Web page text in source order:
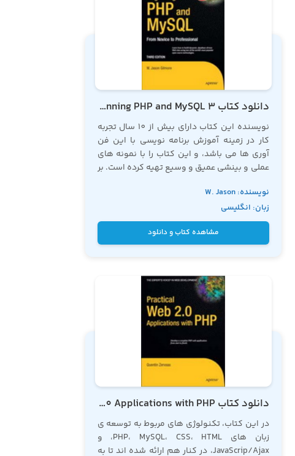
دانلود کتاب Beginning PHP and MySQL 3
نویسنده این کتاب دارای بیش از 10 سال تجربه
کار در زمینه آموزش برنامه نویسی با این فن
آوری ها می باشد، و این کتاب را با نمونه های
عملی و بینشی عمیق و وسیع تهیه کرده است. بر
کتاب به عنوان کتابی مرجع در زمینه
نگاه کنید
نویسنده: W. Jason
Gilmore
زبان: انگلیسی
مشاهده کتاب و دانلود
دانلود کتاب Practical Web 2.0 Applications with PHP
در این کتاب، تکنولوژی های مربوط به توسعه ی
زبان های PHP، MySQL، CSS، HTML، و
JavaScrip/Ajax، در کنار هم ارائه شده اند تا به